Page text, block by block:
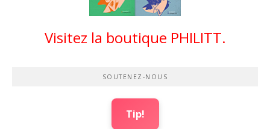
Visitez la boutique PHILITT.
SOUTENEZ-NOUS
Tip!